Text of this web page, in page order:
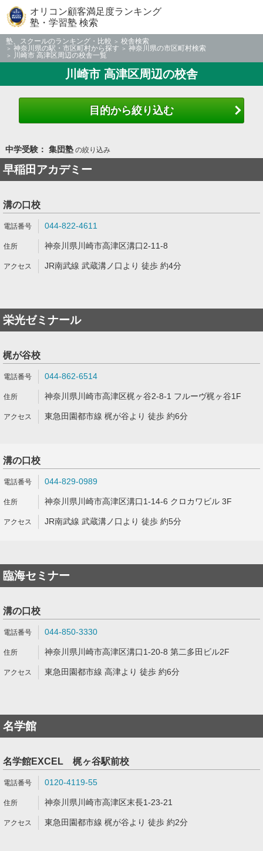
オリコン顧客満足度ランキング
塾・学習塾 検索
塾、スクールのランキング・比較
校舎検索
神奈川県の駅・市区町村から探す
神奈川県の市区町村検索
川崎市 高津区周辺の校舎一覧
川崎市 高津区周辺の校舎
目的から絞り込む
中学受験： 集団塾の絞り込み
早稲田アカデミー
溝の口校
044-822-4611
神奈川県川崎市高津区溝口2-11-8
JR南武線 武蔵溝ノ口より 徒歩 約4分
栄光ゼミナール
梶が谷校
044-862-6514
神奈川県川崎市高津区梶ヶ谷2-8-1 フルーヴ梶ヶ谷1F
東急田園都市線 梶が谷より 徒歩 約6分
溝の口校
044-829-0989
神奈川県川崎市高津区溝口1-14-6 クロカワビル 3F
JR南武線 武蔵溝ノ口より 徒歩 約5分
臨海セミナー
溝の口校
044-850-3330
神奈川県川崎市高津区溝口1-20-8 第二多田ビル2F
東急田園都市線 高津より 徒歩 約6分
名学館
名学館EXCEL 梶ヶ谷駅前校
0120-4119-55
神奈川県川崎市高津区末長1-23-21
東急田園都市線 梶が谷より 徒歩 約2分